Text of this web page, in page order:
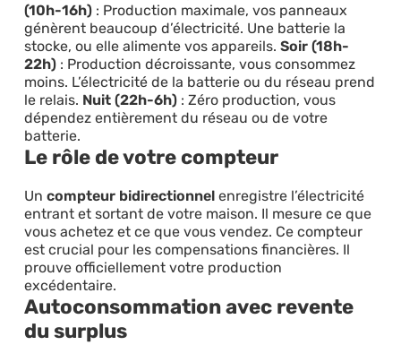
(10h-16h): Production maximale, vos panneaux
génèrent beaucoup d’électricité. Une batterie la
stocke, ou elle alimente vos appareils. Soir (18h-
22h): Production décroissante, vous consommez
moins. L’électricité de la batterie ou du réseau prend
le relais. Nuit (22h-6h): Zéro production, vous
dépendez entièrement du réseau ou de votre
batterie.
Le rôle de votre compteur
Un compteur bidirectionnelenregistre l’électricité
entrant et sortant de votre maison. Il mesure ce que
vous achetez et ce que vous vendez. Ce compteur
est crucial pour les compensations financières. Il
prouve officiellement votre production
excédentaire.
Autoconsommation avec revente
du surplus